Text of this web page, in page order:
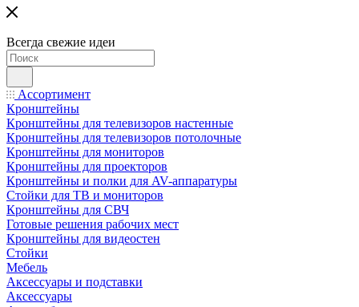
Всегда свежие идеи
Ассортимент
Кронштейны
Кронштейны для телевизоров настенные
Кронштейны для телевизоров потолочные
Кронштейны для мониторов
Кронштейны для проекторов
Кронштейны и полки для AV-аппаратуры
Стойки для ТВ и мониторов
Кронштейны для СВЧ
Готовые решения рабочих мест
Кронштейны для видеостен
Стойки
Мебель
Аксессуары и подставки
Аксессуары